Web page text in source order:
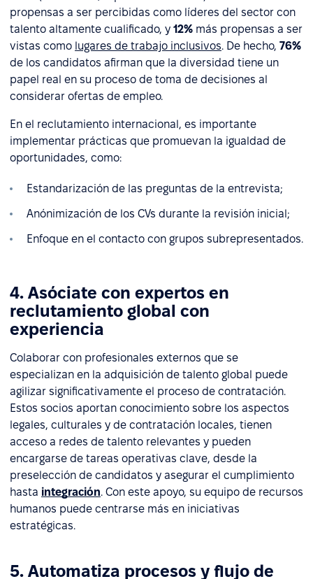
propensas a ser percibidas como líderes del sector con
talento altamente cualificado, y 12% más propensas a ser
vistas como lugares de trabajo inclusivos. De hecho, 76%
de los candidatos afirman que la diversidad tiene un
papel real en su proceso de toma de decisiones al
considerar ofertas de empleo.
En el reclutamiento internacional, es importante
implementar prácticas que promuevan la igualdad de
oportunidades, como:
Estandarización de las preguntas de la entrevista;
Anónimización de los CVs durante la revisión inicial;
Enfoque en el contacto con grupos subrepresentados.
4. Asóciate con expertos en
reclutamiento global con
experiencia
Colaborar con profesionales externos que se
especializan en la adquisición de talento global puede
agilizar significativamente el proceso de contratación.
Estos socios aportan conocimiento sobre los aspectos
legales, culturales y de contratación locales, tienen
acceso a redes de talento relevantes y pueden
encargarse de tareas operativas clave, desde la
preselección de candidatos y asegurar el cumplimiento
hasta integración. Con este apoyo, su equipo de recursos
humanos puede centrarse más en iniciativas
estratégicas.
5. Automatiza procesos y flujo de